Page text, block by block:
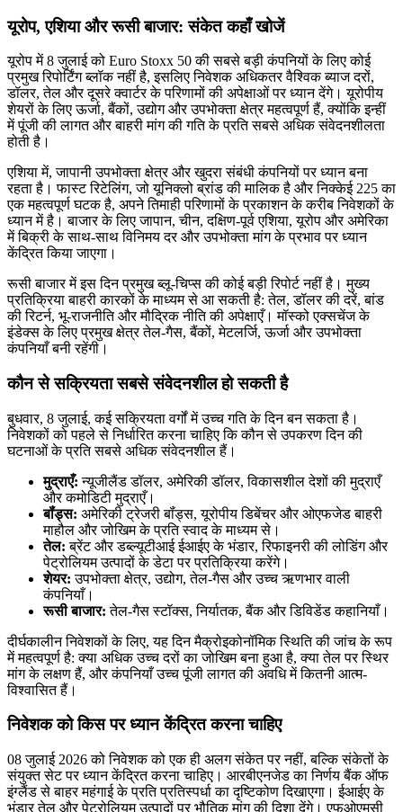
यूरोप, एशिया और रूसी बाजार: संकेत कहाँ खोजें
यूरोप में 8 जुलाई को Euro Stoxx 50 की सबसे बड़ी कंपनियों के लिए कोई
प्रमुख रिपोर्टिंग ब्लॉक नहीं है, इसलिए निवेशक अधिकतर वैश्विक ब्याज दरों,
डॉलर, तेल और दूसरे क्वार्टर के परिणामों की अपेक्षाओं पर ध्यान देंगे। यूरोपीय
शेयरों के लिए ऊर्जा, बैंकों, उद्योग और उपभोक्ता क्षेत्र महत्वपूर्ण हैं, क्योंकि इन्हीं
में पूंजी की लागत और बाहरी मांग की गति के प्रति सबसे अधिक संवेदनशीलता
होती है।
एशिया में, जापानी उपभोक्ता क्षेत्र और खुदरा संबंधी कंपनियों पर ध्यान बना
रहता है। फास्ट रिटेलिंग, जो यूनिक्लो ब्रांड की मालिक है और निक्केई 225 का
एक महत्वपूर्ण घटक है, अपने तिमाही परिणामों के प्रकाशन के करीब निवेशकों के
ध्यान में है। बाजार के लिए जापान, चीन, दक्षिण-पूर्व एशिया, यूरोप और अमेरिका
में बिक्री के साथ-साथ विनिमय दर और उपभोक्ता मांग के प्रभाव पर ध्यान
केंद्रित किया जाएगा।
रूसी बाजार में इस दिन प्रमुख ब्लू-चिप्स की कोई बड़ी रिपोर्ट नहीं है। मुख्य
प्रतिक्रिया बाहरी कारकों के माध्यम से आ सकती है: तेल, डॉलर की दरें, बांड
की रिटर्न, भू-राजनीति और मौद्रिक नीति की अपेक्षाएँ। मॉस्को एक्सचेंज के
इंडेक्स के लिए प्रमुख क्षेत्र तेल-गैस, बैंकों, मेटलर्जि, ऊर्जा और उपभोक्ता
कंपनियाँ बनी रहेंगी।
कौन से सक्रियता सबसे संवेदनशील हो सकती है
बुधवार, 8 जुलाई, कई सक्रियता वर्गों में उच्च गति के दिन बन सकता है।
निवेशकों को पहले से निर्धारित करना चाहिए कि कौन से उपकरण दिन की
घटनाओं के प्रति सबसे अधिक संवेदनशील हैं।
मुद्राएँ: न्यूजीलैंड डॉलर, अमेरिकी डॉलर, विकासशील देशों की मुद्राएँ
और कमोडिटी मुद्राएँ।
बॉंड्स: अमेरिकी ट्रेजरी बॉंड्स, यूरोपीय डिबेंचर और ओएफजेड बाहरी
माहौल और जोखिम के प्रति स्वाद के माध्यम से।
तेल: ब्रेंट और डब्ल्यूटीआई ईआईए के भंडार, रिफाइनरी की लोडिंग और
पेट्रोलियम उत्पादों के डेटा पर प्रतिक्रिया करेंगे।
शेयर: उपभोक्ता क्षेत्र, उद्योग, तेल-गैस और उच्च ऋणभार वाली
कंपनियाँ।
रूसी बाजार: तेल-गैस स्टॉक्स, निर्यातक, बैंक और डिविडेंड कहानियाँ।
दीर्घकालीन निवेशकों के लिए, यह दिन मैक्रोइकोनॉमिक स्थिति की जांच के रूप
में महत्वपूर्ण है: क्या अधिक उच्च दरों का जोखिम बना हुआ है, क्या तेल पर स्थिर
मांग के लक्षण हैं, और कंपनियाँ उच्च पूंजी लागत की अवधि में कितनी आत्म-
विश्वासित हैं।
निवेशक को किस पर ध्यान केंद्रित करना चाहिए
08 जुलाई 2026 को निवेशक को एक ही अलग संकेत पर नहीं, बल्कि संकेतों के
संयुक्त सेट पर ध्यान केंद्रित करना चाहिए। आरबीएनजेड का निर्णय बैंक ऑफ
इंग्लैंड से बाहर महंगाई के प्रति प्रतिस्पर्धा का दृष्टिकोण दिखाएगा। ईआईए के
भंडार तेल और पेट्रोलियम उत्पादों पर भौतिक मांग की दिशा देंगे। एफओएमसी